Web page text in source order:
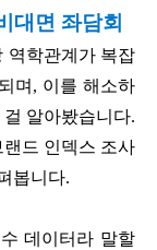
대면 좌담회
역학관계가 복잡
며, 이를 해소하
알아봤습니다.
드 인덱스 조사
봅니다.
데이터라 말할